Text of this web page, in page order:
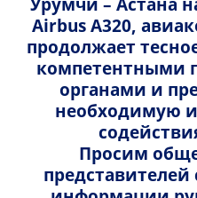
Airbus A320,
продолжает
компетентными
органами и
необходимую
Просим
представителей
Выбор места
Путешествие с
Питание и услуги на
Перевозка
Режим полета
На всех наших рейсах
портативными